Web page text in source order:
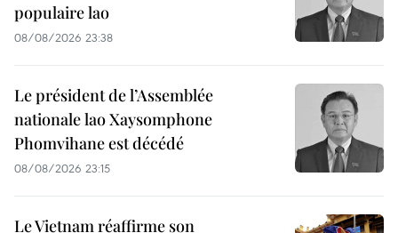
populaire lao
08/08/2026 23:38
Le président de l’Assemblée
nationale lao Xaysomphone
Phomvihane est décédé
08/08/2026 23:15
Le Vietnam réaffirme son